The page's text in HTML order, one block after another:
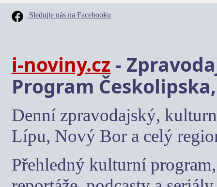
Sledujte nás na Facebooku
i-noviny.cz -
Program
Denní zpravodajský,
Lípu, Nový Bor a celý
Přehledný kulturní